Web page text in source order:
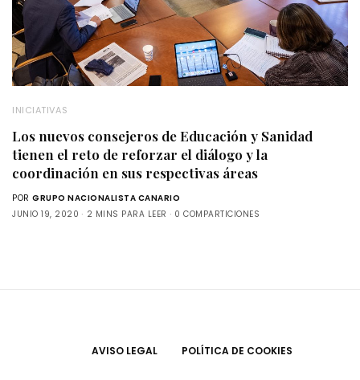
INICIATIVAS
Los nuevos consejeros de Educación y Sanidad
tienen el reto de reforzar el diálogo y la
coordinación en sus respectivas áreas
POR GRUPO NACIONALISTA CANARIO
JUNIO 19, 2020
2 MINS PARA LEER 0 COMPARTICIONES
AVISO LEGAL POLÍTICA DE COOKIES